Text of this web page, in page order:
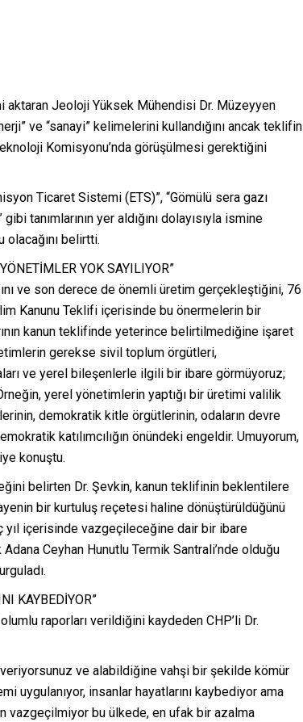
Jeoloji Yüksek Mühendisi Dr. Müzeyyen
ve “sanayi” kelimelerini kullandığını ancak teklifin
Komisyonu’nda görüşülmesi gerektiğini
Ticaret Sistemi (ETS)”, “Gömülü sera gazı
tanımlarının yer aldığını dolayısıyla ismine
belirtti.
YOK SAYILIYOR”
ve son derece de önemli üretim gerçekleştiğini, 76
Kanunu Teklifi içerisinde bu önermelerin bir
kanun teklifinde yeterince belirtilmediğine işaret
gerekse sivil toplum örgütleri,
ve yerel bileşenlerle ilgili bir ibare görmüyoruz;
yerel yönetimlerin yaptığı bir üretimi valilik
demokratik kitle örgütlerinin, odaların devre
katılımcılığın önündeki engeldir. Umuyorum,
konuştu.
belirten Dr. Şevkin, kanun teklifinin beklentilere
bir kurtuluş reçetesi haline dönüştürüldüğünü
içerisinde vazgeçileceğine dair bir ibare
Adana Ceyhan Hunutlu Termik Santrali’nde olduğu
KAYBEDİYOR”
raporları verildiğini kaydeden CHP’li Dr.
veriyorsunuz ve alabildiğine vahşi bir şekilde kömür
uygulanıyor, insanlar hayatlarını kaybediyor ama
vazgeçilmiyor bu ülkede, en ufak bir azalma